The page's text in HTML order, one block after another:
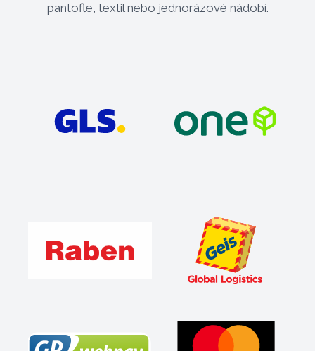
pantofle, textil nebo jednorázové nádobí.